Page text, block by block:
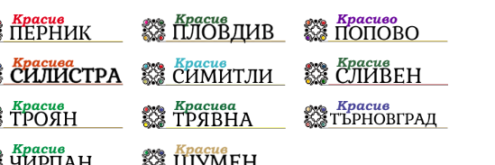
Традиции Избори Фолклор
Концерти спорт ПТП ГДБОП
Финансиране Купуване на гласове
Разследване